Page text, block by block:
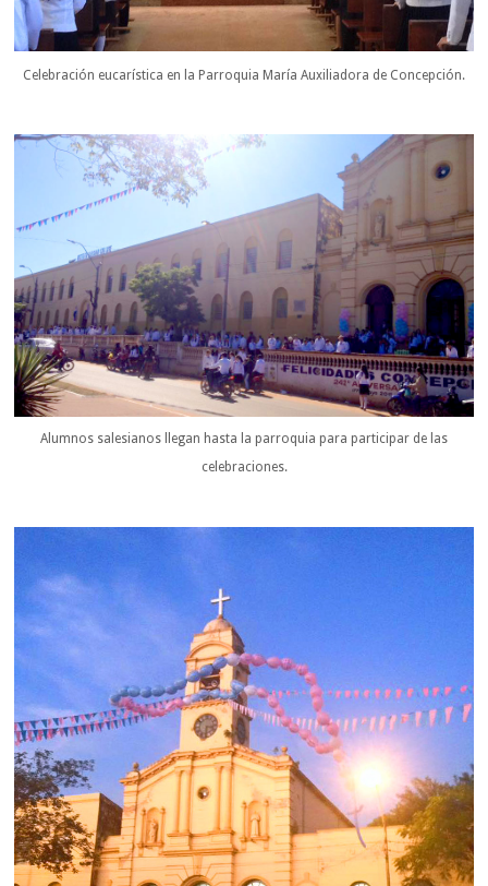
Celebración eucarística en la Parroquia María Auxiliadora de Concepción.
Alumnos salesianos llegan hasta la parroquia para participar de las
celebraciones.